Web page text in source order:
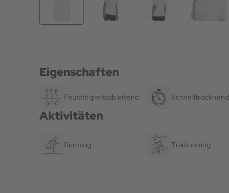
Eigenschaften
Feuchtigkeitsableitend Schnelltrocknend
Aktivitäten
Running Trailrunning